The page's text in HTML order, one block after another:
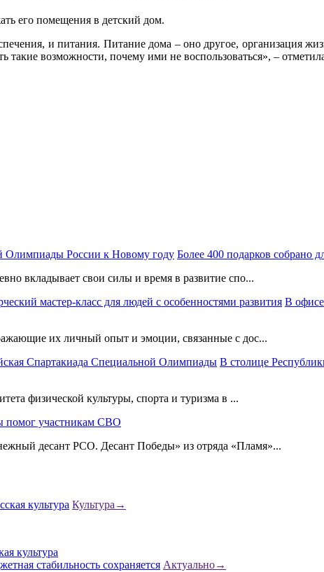
его помещения в детский дом.
и питания. Питание дома – оно другое, организация
такие возможности, почему ими не воспользоваться», –
Более 400 подарков собрано
вкладывает свои силы и время в развитие спо...
В
их личный опыт и эмоции, связанные с дос...
В столице
физической культуры, спорта и туризма в ...
помог участникам СВО
десант РСО. Десант Победы» из отряда «Пламя»...
Культура →
культура
Актуально→